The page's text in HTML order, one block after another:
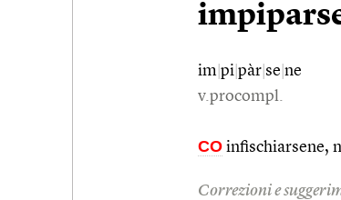
im pi pàr se ne
v.procompl.
CO infischiarsene,
Correzioni e